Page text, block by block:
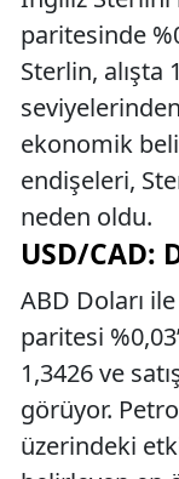
paritesinde
Sterlin, alışta
ekonomik
endişeleri,
neden oldu.
USD/CAD:
ABD Doları
paritesi
1,3426 ve
görüyor.
üzerindeki